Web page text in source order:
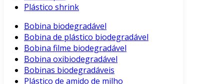
Plástico shrink
Bobina biodegradável
Bobina de plástico biodegradável
Bobina filme biodegradável
Bobina oxibiodegradável
Bobinas biodegradáveis
Plástico de amido de milho